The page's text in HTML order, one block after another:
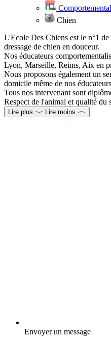
Chien
L'Ecole Des Chiens est le n°1
dressage de chien en douceur.
Nos éducateurs
Lyon, Marseille, Reims, Aix en
Nous proposons également un
domicile même de nos
Tous nos intervenant sont
Respect de l'animal et qualité du
Lire plus Lire moins
Envoyer un message